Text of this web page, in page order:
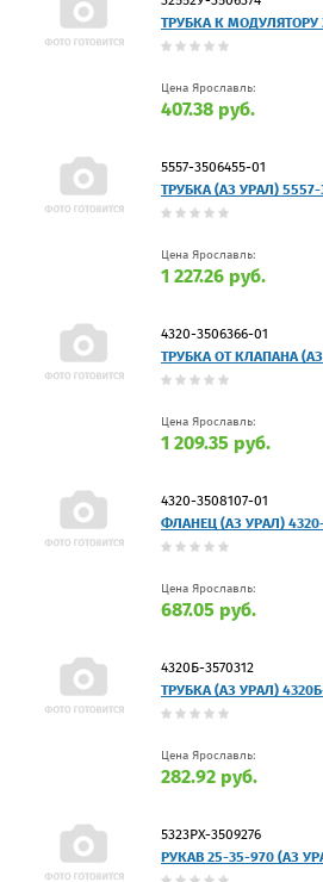
ТРУБКА К МОДУЛЯТОРУ
Цена Ярославль:
407.38 руб.
5557-3506455-01
ТРУБКА (АЗ УРАЛ)
Цена Ярославль:
1 227.26 руб.
4320-3506366-01
ТРУБКА ОТ КЛАПАНА
Цена Ярославль:
1 209.35 руб.
4320-3508107-01
ФЛАНЕЦ (АЗ УРАЛ)
Цена Ярославль:
687.05 руб.
4320Б-3570312
ТРУБКА (АЗ УРАЛ)
Цена Ярославль:
282.92 руб.
5323РХ-3509276
РУКАВ 25-35-970 (АЗ